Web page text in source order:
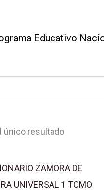
Educativo
único resultado